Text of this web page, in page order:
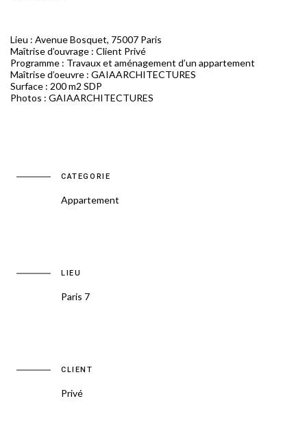
Lieu : Avenue Bosquet, 75007 Paris
Maîtrise d’ouvrage : Client Privé
Programme : Travaux et aménagement d’un appartement
Maîtrise d’oeuvre : GAIAARCHITECTURES
Surface : 200 m2 SDP
Photos : GAIAARCHITECTURES
CATEGORIE
Appartement
LIEU
Paris 7
CLIENT
Privé